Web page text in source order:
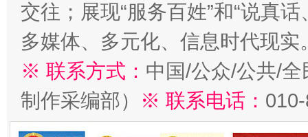
交往；展现“服务百姓”和“说真
多媒体、多元化、信息时代现实
※ 联系方式： 中国/公众/公共/
制作采编部）
※ 联系电话：